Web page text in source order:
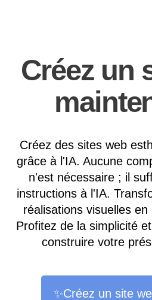
Créez un
Créez des sites web
grâce à l'IA. Aucune
n'est nécessaire ; il
instructions à l'IA.
réalisations visuelles
Profitez de la simplicité
construire votre
✨Créez un site